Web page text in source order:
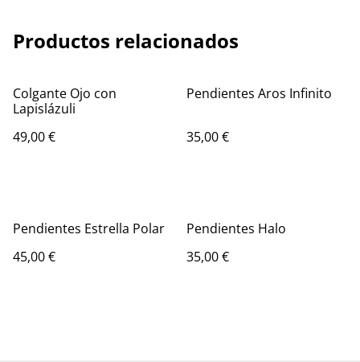
Productos relacionados
Colgante Ojo con
Lapislázuli
49,00 €
Pendientes Aros Infinito
35,00 €
Pendientes Estrella Polar
45,00 €
Pendientes Halo
35,00 €